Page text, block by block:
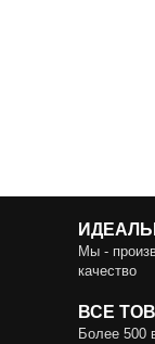
Мы -
качество
ВСЕ
Более 500